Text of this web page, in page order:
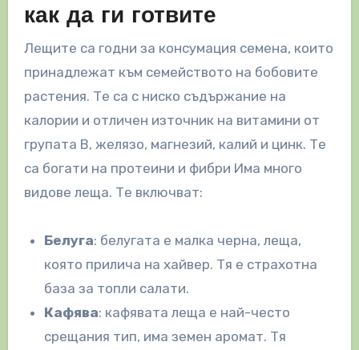
как да ги готвите
Лещите са годни за консумация семена, които
принадлежат към семейството на бобовите
растения. Те са с ниско съдържание на
калории и отличен източник на витамини от
групата В, желязо, магнезий, калий и цинк. Те
са богати на протеини и фибри Има много
видове леща. Те включват:
Белуга: белугата е малка черна, леща,
която прилича на хайвер. Тя е страхотна
база за топли салати.
Кафява: кафявата леща е най-често
срещания тип, има земен аромат. Тя